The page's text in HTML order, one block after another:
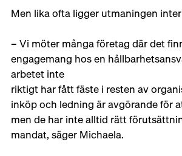
Men lika ofta ligger utmaningen
– Vi möter många företag där det
engagemang hos en
arbetet inte
riktigt har fått fäste i resten av
inköp och ledning är avgörande för
men de har inte alltid rätt
mandat, säger Michaela.